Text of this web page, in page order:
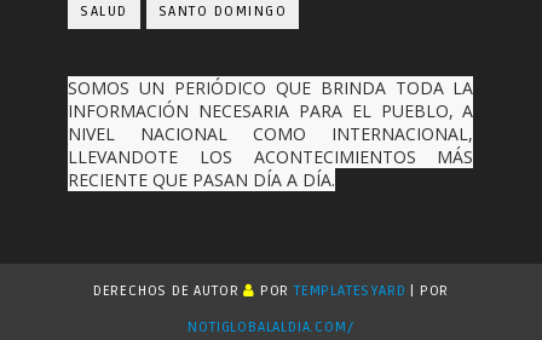
SALUD SANTO DOMINGO
SOMOS UN PERIÓDICO QUE BRINDA TODA LA
INFORMACIÓN NECESARIA PARA EL PUEBLO, A
NIVEL NACIONAL COMO INTERNACIONAL,
LLEVANDOTE LOS ACONTECIMIENTOS MÁS
RECIENTE QUE PASAN DÍA A DÍA.
DERECHOS DE AUTOR PORTEMPLATESYARD | POR
NOTIGLOBALALDIA.COM/